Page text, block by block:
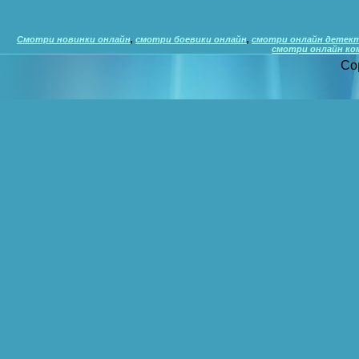
Смотри новинки онлайн, смотри боевики онлайн, смотри онлайн
смотри онлайн